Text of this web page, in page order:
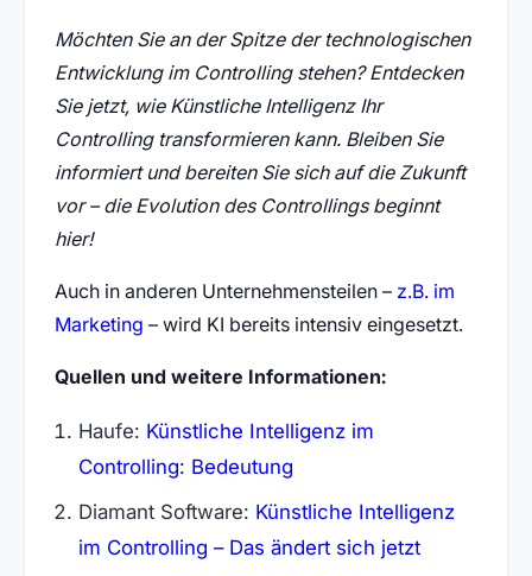
Möchten Sie an der Spitze der technologischen
Entwicklung im Controlling stehen? Entdecken
Sie jetzt, wie Künstliche Intelligenz Ihr
Controlling transformieren kann. Bleiben Sie
informiert und bereiten Sie sich auf die Zukunft
vor – die Evolution des Controllings beginnt
hier!
Auch in anderen Unternehmensteilen – z.B. im
Marketing – wird KI bereits intensiv eingesetzt.
Quellen und weitere Informationen:
Haufe: Künstliche Intelligenz im
Controlling: Bedeutung(öffnet in neuem Tab)
Diamant Software: Künstliche Intelligenz
im Controlling – Das ändert sich jetzt(öffnet in